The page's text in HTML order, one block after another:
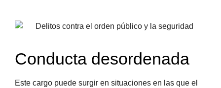
Conducta desordenada
Este cargo puede surgir en situaciones en las que el